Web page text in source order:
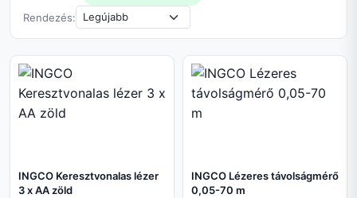
Rendezés:
INGCO Keresztvonalas lézer
3 x AA zöld
INGCO Lézeres távolságmérő
0,05-70 m